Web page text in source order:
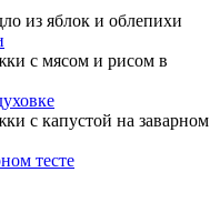
тесте